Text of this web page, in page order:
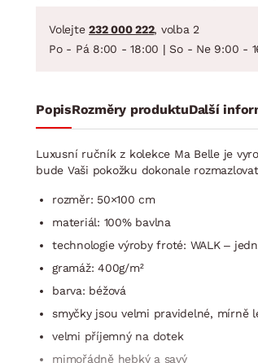
Volejte 232 000 222, volba 2
Po - Pá 8:00 - 18:00 | So - Ne 9:00 -
PopisRozměry produktuDalší
Luxusní ručník z kolekce Ma Belle je
bude Vaši pokožku dokonale
rozměr: 50×100 cm
materiál: 100% bavlna
technologie výroby froté: WALK –
gramáž: 400g/m²
barva: béžová
smyčky jsou velmi pravidelné, mírně
velmi příjemný na dotek
mimořádně hebký a savý